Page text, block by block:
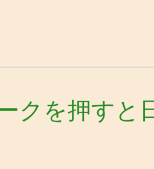
クを押すと